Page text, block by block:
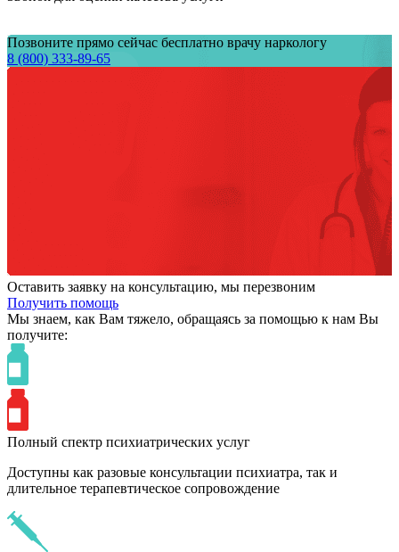
Позвоните прямо сейчас бесплатно врачу наркологу
8 (800) 333-89-65
Оставить заявку на консультацию, мы перезвоним
Получить помощь
Мы знаем, как Вам тяжело, обращаясь за помощью к нам Вы
получите:
Полный спектр психиатрических услуг
Доступны как разовые консультации психиатра, так и
длительное терапевтическое сопровождение